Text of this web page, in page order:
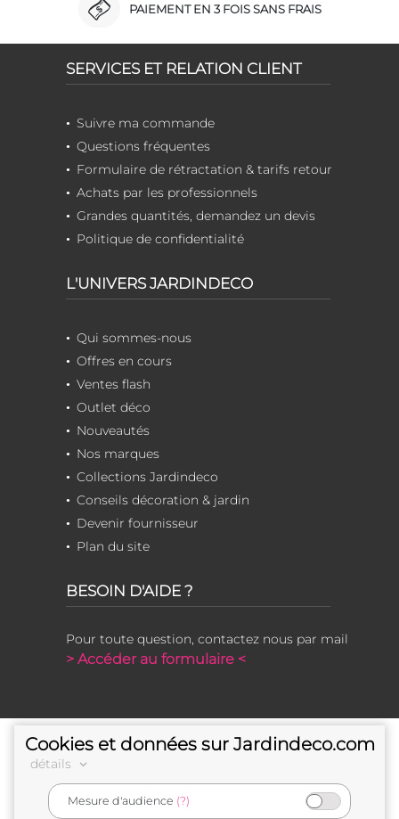
PAIEMENT EN 3 FOIS SANS FRAIS
SERVICES ET RELATION CLIENT
Suivre ma commande
Questions fréquentes
Formulaire de rétractation & tarifs retour
Achats par les professionnels
Grandes quantités, demandez un devis
Politique de confidentialité
L'UNIVERS JARDINDECO
Qui sommes-nous
Offres en cours
Ventes flash
Outlet déco
Nouveautés
Nos marques
Collections Jardindeco
Conseils décoration & jardin
Devenir fournisseur
Plan du site
BESOIN D'AIDE ?
Pour toute question, contactez nous par mail
> Accéder au formulaire <
Cookies et données sur Jardindeco.com
détails
Mesure d'audience (?)